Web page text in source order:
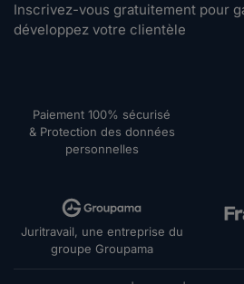
Inscrivez-vous gratuitement pour
développez votre clientèle
Paiement 100% sécurisé
& Protection des données
personnelles
Juritravail, une entreprise du
groupe Groupama